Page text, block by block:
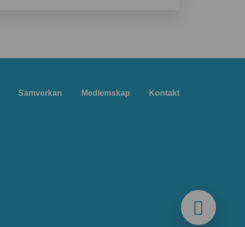
Samverkan Medlemskap Kontakt